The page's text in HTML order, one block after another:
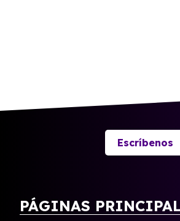
Escríbenos
PÁGINAS